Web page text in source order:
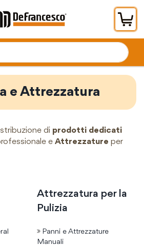
e Attrezzatura
di prodotti dedicati
e Attrezzature per
Attrezzatura per la
Pulizia
Panni e Attrezzature
Manuali